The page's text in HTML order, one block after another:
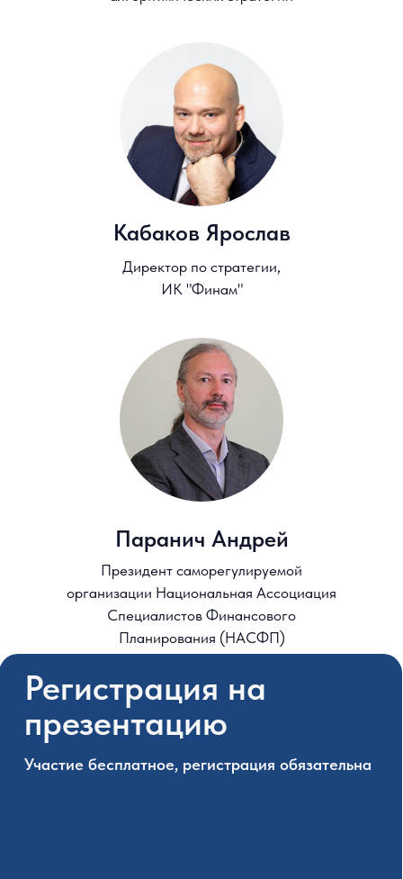
Соглашение о конфиденциальности
Все права защищены
О Высшей школе бизнеса
НИУ ВШЭ
Центр программ развития руководителей